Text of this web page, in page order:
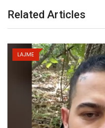
Related Articles
LAJME